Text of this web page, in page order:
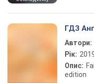
ГДЗ
Автори:
Рік:
Опис:
edition